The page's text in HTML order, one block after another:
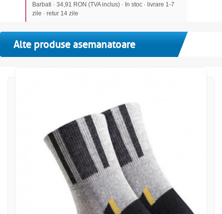
Barbati · 34,91 RON (TVA inclus) · In stoc · livrare 1-7
zile · retur 14 zile
Alte produse asemanatoare